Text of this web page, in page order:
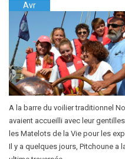
Avr
A la barre du voilier traditionnel
avaient accueilli avec leur
les Matelots de la Vie pour les
Il y a quelques jours, Pitchoune a